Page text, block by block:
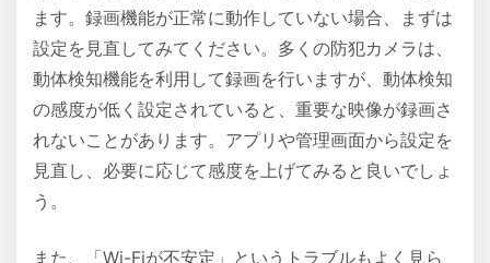
ます。録画機能が正常に動作していない場合、まずは
設定を見直してみてください。多くの防犯カメラは、
動体検知機能を利用して録画を行いますが、動体検知
の感度が低く設定されていると、重要な映像が録画さ
れないことがあります。アプリや管理画面から設定を
見直し、必要に応じて感度を上げてみると良いでしょ
う。
また、「Wi-Fiが不安定」というトラブルもよく見ら